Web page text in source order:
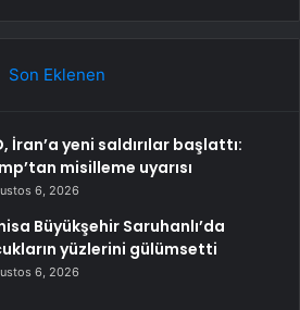
Son Eklenen
İran’a yeni saldırılar başlattı:
misilleme uyarısı
6, 2026
Büyükşehir Saruhanlı’da
yüzlerini gülümsetti
6, 2026